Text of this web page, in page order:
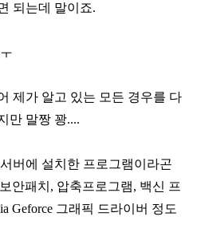
되는데 말이죠.
제가 알고 있는 모든 경우를 다
만 말짱 꽝....
버에 설치한 프로그램이라곤
안패치, 압축프로그램, 백신 프
Geforce 그래픽 드라이버 정도